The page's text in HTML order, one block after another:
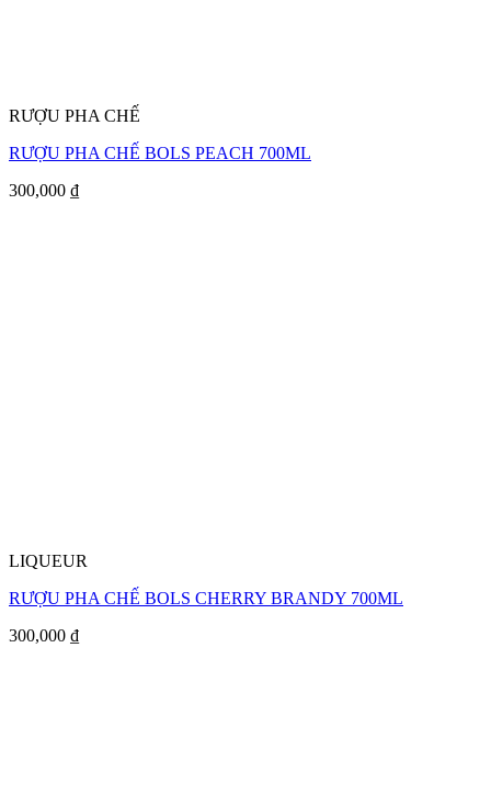
RƯỢU PHA CHẾ
RƯỢU PHA CHẾ BOLS PEACH 700ML
300,000 ₫
LIQUEUR
RƯỢU PHA CHẾ BOLS CHERRY BRANDY 700ML
300,000 ₫